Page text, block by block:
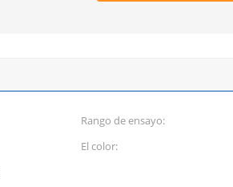
Rango de ensayo:
El color: